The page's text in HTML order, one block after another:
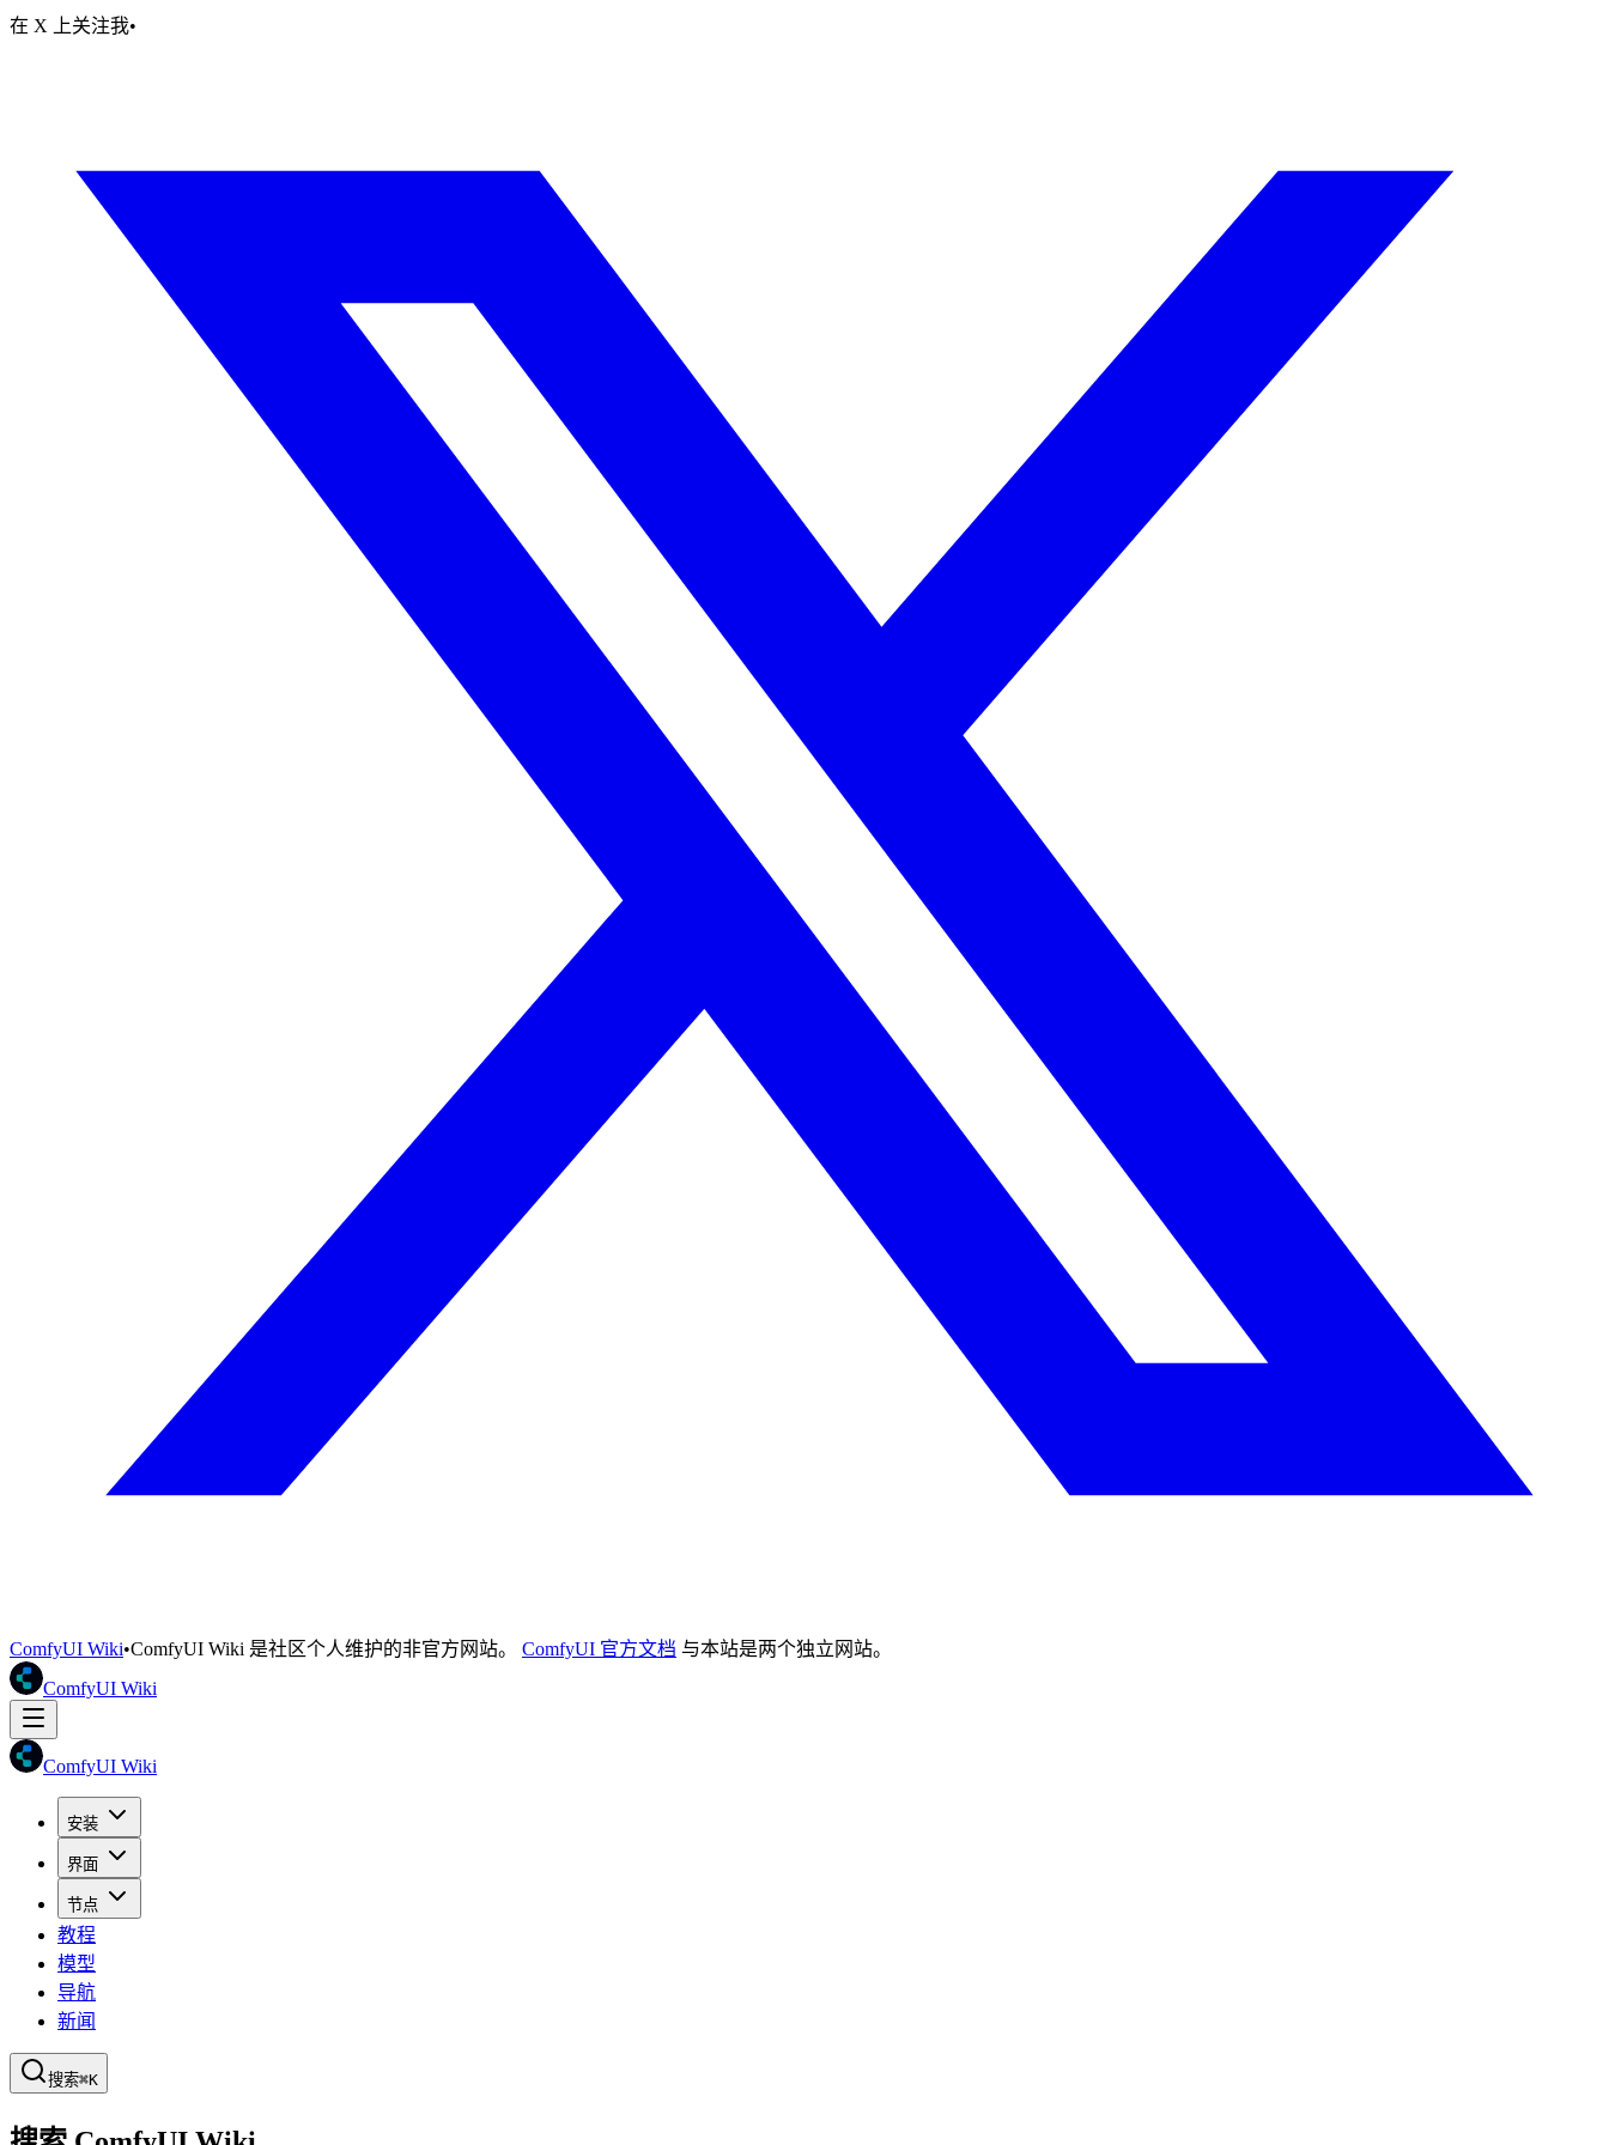
在 X 上关注我•
ComfyUI Wiki•ComfyUI Wiki 是社区个人维护的非官方网站。 ComfyUI 官方文档 与本站是两个独立网站。
ComfyUI Wiki
ComfyUI Wiki
安装
界面
节点
教程
模型
导航
新闻
搜索⌘K